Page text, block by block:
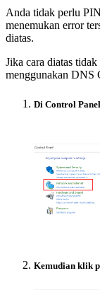
Anda tidak perlu
menemukan error
diatas.
Jika cara diatas
menggunakan DNS
Di Control
Kemudian klik